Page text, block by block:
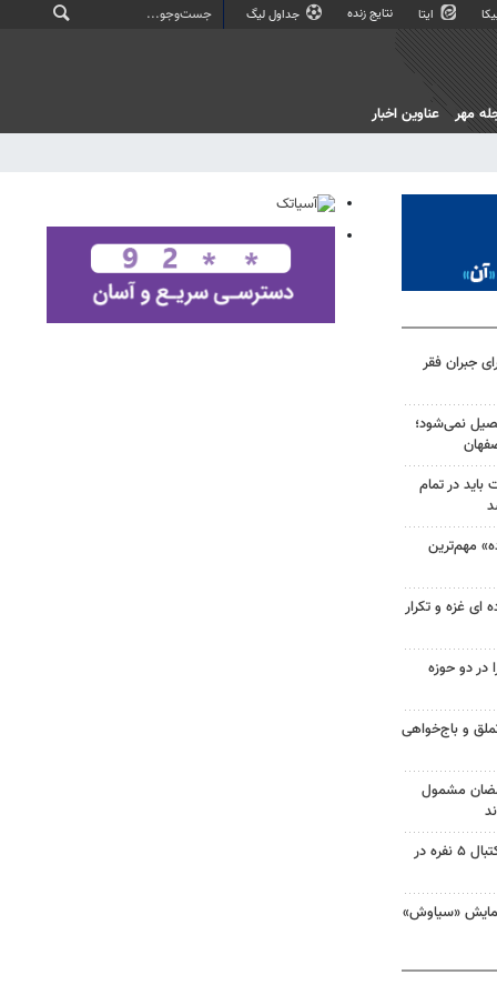
ایتا نتایج زنده جداول لیگ
مهر عناوین اخبار
برای جبران فقر
نمی‌شود؛
در تمام
مهم‌ترین
با طرح ۱۵ ماده ای غزه و تکرار
در دو حوزه
و باج‌خواهی
مشمول
اعلام گروه‌بندی رقابت‌های بسکتبال ۵ نفره در
«سیاوش»